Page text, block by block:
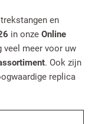
en
in onze Online
veel meer voor uw
. Ook zijn
replica